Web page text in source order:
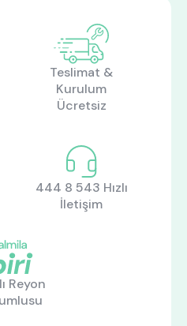
yatak
Teslimat &
Kurulum
Ücretsiz
444 8 543 Hızlı
İletişim
Reyon